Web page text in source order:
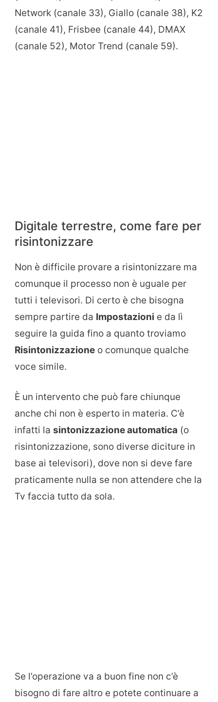
Network (canale 33), Giallo (canale 38), K2
(canale 41), Frisbee (canale 44), DMAX
(canale 52), Motor Trend (canale 59).
Digitale terrestre, come fare per
risintonizzare
Non è difficile provare a risintonizzare ma
comunque il processo non è uguale per
tutti i televisori. Di certo è che bisogna
sempre partire da Impostazioni e da lì
seguire la guida fino a quanto troviamo
Risintonizzazione o comunque qualche
voce simile.
È un intervento che può fare chiunque
anche chi non è esperto in materia. C’è
infatti la sintonizzazione automatica (o
risintonizzazione, sono diverse diciture in
base ai televisori), dove non si deve fare
praticamente nulla se non attendere che la
Tv faccia tutto da sola.
Se l’operazione va a buon fine non c’è
bisogno di fare altro e potete continuare a